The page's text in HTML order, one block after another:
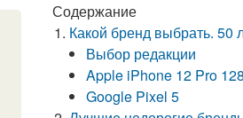
Содержание
Какой бренд выбрать. 50
Выбор редакции
Apple iPhone 12 Pro
Google Pixel 5